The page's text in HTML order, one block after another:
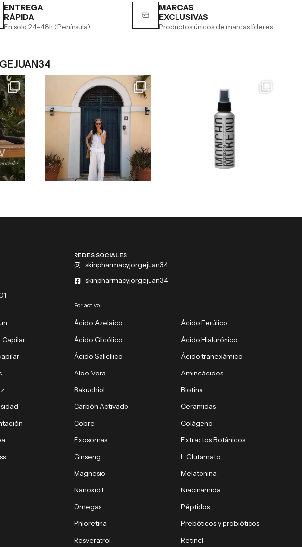
ENTREGA
RÁPIDA
En solo 24-48h (Península)
MARCAS
EXCLUSIVAS
Productos únicos de marcas líderes
REDES SOCIALES
skinpharmacyjorgejuan34
skinpharmacyjorgejuan34
Capilar
Por activo
Ácido Azelaico
Ácido Ferúlico
Ácido Glicólico
Ácido Hialurónico
Ácido Salicílico
Ácido tranexámico
Aloe Vera
Aminoácidos
Bakuchiol
Biotina
Carbón Activado
Ceramidas
Cobre
Colágeno
Exosomas
Extractos Botánicos
Ginseng
L Glutamato
Magnesio
Melatonina
Nanoxidil
Niacinamida
Omegas
Péptidos
Phloretina
Prebóticos y probióticos
Resveratrol
Retinol